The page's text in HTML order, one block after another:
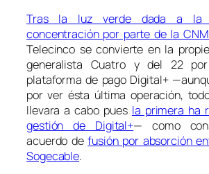
Tras la luz verde dada a la
concentración por parte de la
Telecinco se convierte en la
generalista Cuatro y del 22
plataforma de pago Digital+
por ver ésta última operación,
llevara a cabo pues la primera ha
gestión de Digital+— como
acuerdo defusión por absorción
Sogecable.